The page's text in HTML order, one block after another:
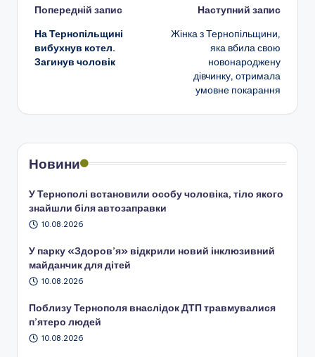
Навігація
по
запису
Попередній запис
На Тернопільщині
вибухнув котел.
Загинув чоловік
Наступний запис
Жінка з Тернопільщини,
яка вбила свою
новонароджену
дівчинку, отримала
умовне покарання
Новини
У Тернополі встановили особу чоловіка, тіло якого
знайшли біля автозаправки
10.08.2026
У парку «Здоров’я» відкрили новий інклюзивний
майданчик для дітей
10.08.2026
Поблизу Тернополя внаслідок ДТП травмувалися
п’ятеро людей
10.08.2026